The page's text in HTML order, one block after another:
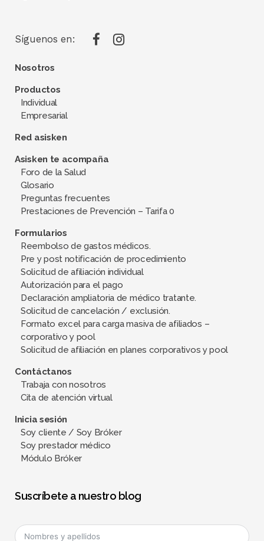
Síguenos en:
Nosotros
Productos
Individual
Empresarial
Red asisken
Asisken te acompaña
Foro de la Salud
Glosario
Preguntas frecuentes
Prestaciones de Prevención – Tarifa 0
Formularios
Reembolso de gastos médicos.
Pre y post notificación de procedimiento
Solicitud de afiliación individual
Autorización para el pago
Declaración ampliatoria de médico tratante.
Solicitud de cancelación / exclusión.
Formato excel para carga masiva de afiliados –
corporativo y pool
Solicitud de afiliación en planes corporativos y pool
Contáctanos
Trabaja con nosotros
Cita de atención virtual
Inicia sesión
Soy cliente / Soy Bróker
Soy prestador médico
Módulo Bróker
Suscríbete a nuestro blog